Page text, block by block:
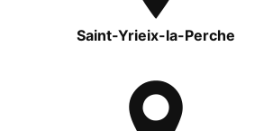
Saint-Yrieix-la-Perche